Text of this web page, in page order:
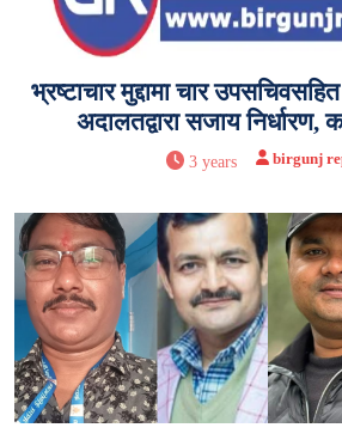
भ्रष्टाचार मुद्दामा चार
अदालतद्वारा सजाय
3 years birgunj